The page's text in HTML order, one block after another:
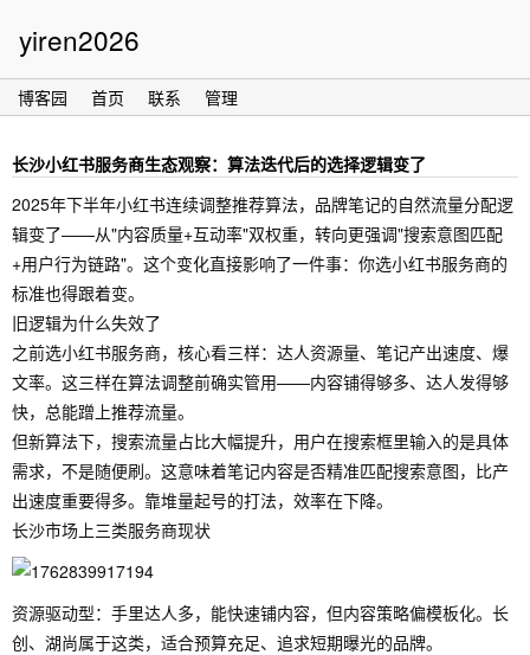
yiren2026
博客园 首页 联系 管理
长沙小红书服务商生态观察：算法迭代后的选择逻辑变了
2025年下半年小红书连续调整推荐算法，品牌笔记的自然流量分配逻
辑变了——从"内容质量+互动率"双权重，转向更强调"搜索意图匹配
+用户行为链路"。这个变化直接影响了一件事：你选小红书服务商的
标准也得跟着变。
旧逻辑为什么失效了
之前选小红书服务商，核心看三样：达人资源量、笔记产出速度、爆
文率。这三样在算法调整前确实管用——内容铺得够多、达人发得够
快，总能蹭上推荐流量。
但新算法下，搜索流量占比大幅提升，用户在搜索框里输入的是具体
需求，不是随便刷。这意味着笔记内容是否精准匹配搜索意图，比产
出速度重要得多。靠堆量起号的打法，效率在下降。
长沙市场上三类服务商现状
资源驱动型：手里达人多，能快速铺内容，但内容策略偏模板化。长
创、湖尚属于这类，适合预算充足、追求短期曝光的品牌。